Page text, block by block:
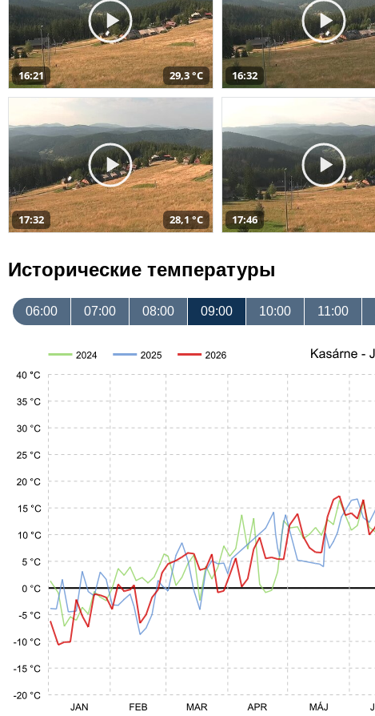
16:21 29,3 °C 16:32
17:32 28,1 °C 17:46
Исторические температуры
06:00 07:00 08:00 09:00 10:00 11:00